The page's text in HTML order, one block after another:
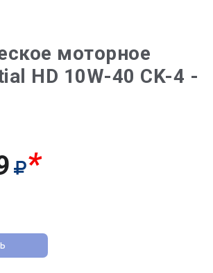
моторное
HD 10W-40 CK-4 -
*